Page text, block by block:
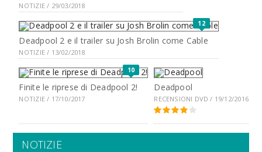
NOTIZIE / 29/03/2018
12
Deadpool 2 e il trailer su Josh Brolin come Cable
NOTIZIE / 13/02/2018
10
Finite le riprese di Deadpool 2!
NOTIZIE / 17/10/2017
Deadpool
RECENSIONI DVD / 19/12/2016
NOTIZIE